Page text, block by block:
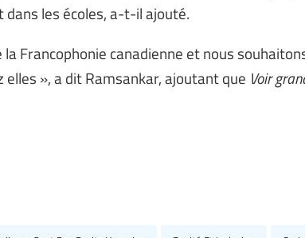
les écoles, a-t-il ajouté.
Francophonie canadienne et nous
», a dit Ramsankar, ajoutant que Voir